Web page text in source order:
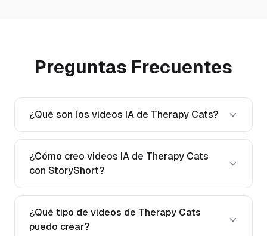
Preguntas Frecuentes
¿Qué son los videos IA de Therapy Cats?
¿Cómo creo videos IA de Therapy Cats
con StoryShort?
¿Qué tipo de videos de Therapy Cats
puedo crear?